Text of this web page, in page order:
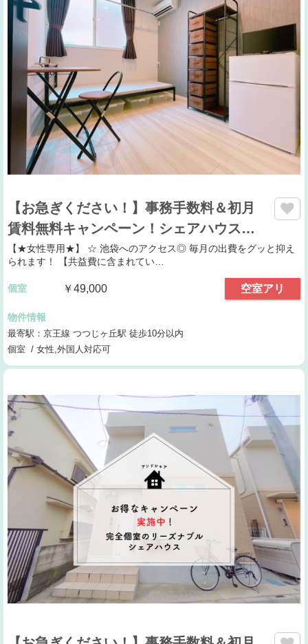
【お急ぎください！】事務手数料＆初月
賃料無料キャンペーン！シェアハウス…
【★女性専用★】 ☆ 池袋へのアクセス◎ 毎月の出費をグッと抑え
られます！ 【共益費に含まれてい…
個室 ￥49,000 空室アリ
物件情報
最寄駅：京王線 つつじヶ丘駅 徒歩10分以内
個室 / 女性,外国人対応可